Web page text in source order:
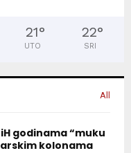
21°
UTO
22°
SRI
All
godinama “muku
kolonama